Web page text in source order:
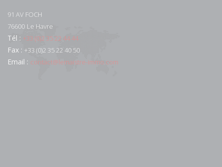
91 AV FOCH
76600 Le Havre
Tél : +33 (0)2 35 22 44 44
Fax : +33 (0)2 35 22 40 50
Email : contact@lemaistre-immo.com